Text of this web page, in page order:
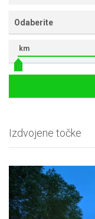
Odaberite
km
Izdvojene točke